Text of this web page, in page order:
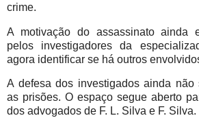
crime.
A motivação do assassinato ainda
pelos investigadores da
agora identificar se há outros
A defesa dos investigados ainda não
as prisões. O espaço segue aberto
dos advogados de F. L. Silva e F. Silva.